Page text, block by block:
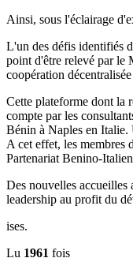
Ainsi, sous l'éclairage
L'un des défis identifiés
point d'être relevé par le
coopération
Cette plateforme dont la
compte par les
Bénin à Naples en Italie.
A cet effet, les membres
Partenariat Benino-
Des nouvelles
leadership au profit du
ises.
Lu 1961 fois